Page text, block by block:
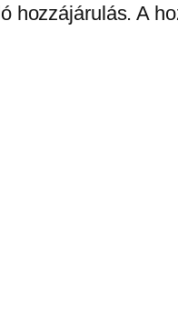
hozzájárulás. A